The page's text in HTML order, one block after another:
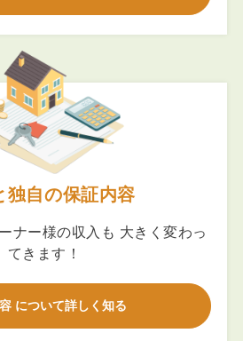
独自の保証内容
ナー様の収入も 大きく変わっ
てきます！
について詳しく知る